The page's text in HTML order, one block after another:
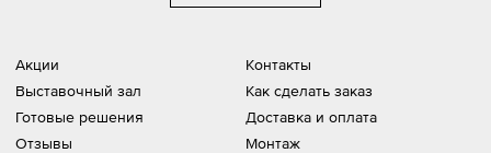
Акции
Выставочный зал
Готовые решения
Отзывы
Контакты
Как сделать заказ
Доставка и оплата
Монтаж